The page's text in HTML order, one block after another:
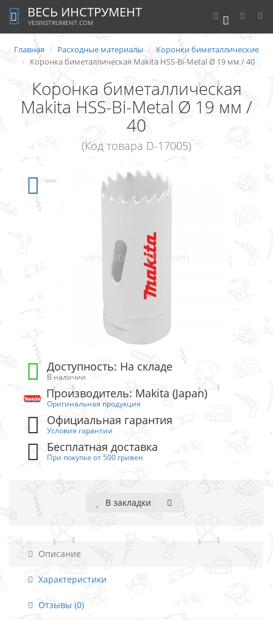
0
ВЕСЬ ИНСТРУМЕНТ
VESINSTRUMENT.COM
Главная Расходные материалы
Коронки биметаллические
Коронка биметаллическая Makita HSS-Bi-Metal Ø 19 мм / 40
Коронка биметаллическая
Makita HSS-Bi-Metal Ø 19 мм /
40
(Код товара D-17005)
Доступность: На складе
В наличии
Производитель: Makita (Japan)
Оригинальная продукция
Официальная гарантия
Условия гарантии
Бесплатная доставка
При покупке от 500 гривен
В закладки
Описание
Характеристики
Отзывы (0)